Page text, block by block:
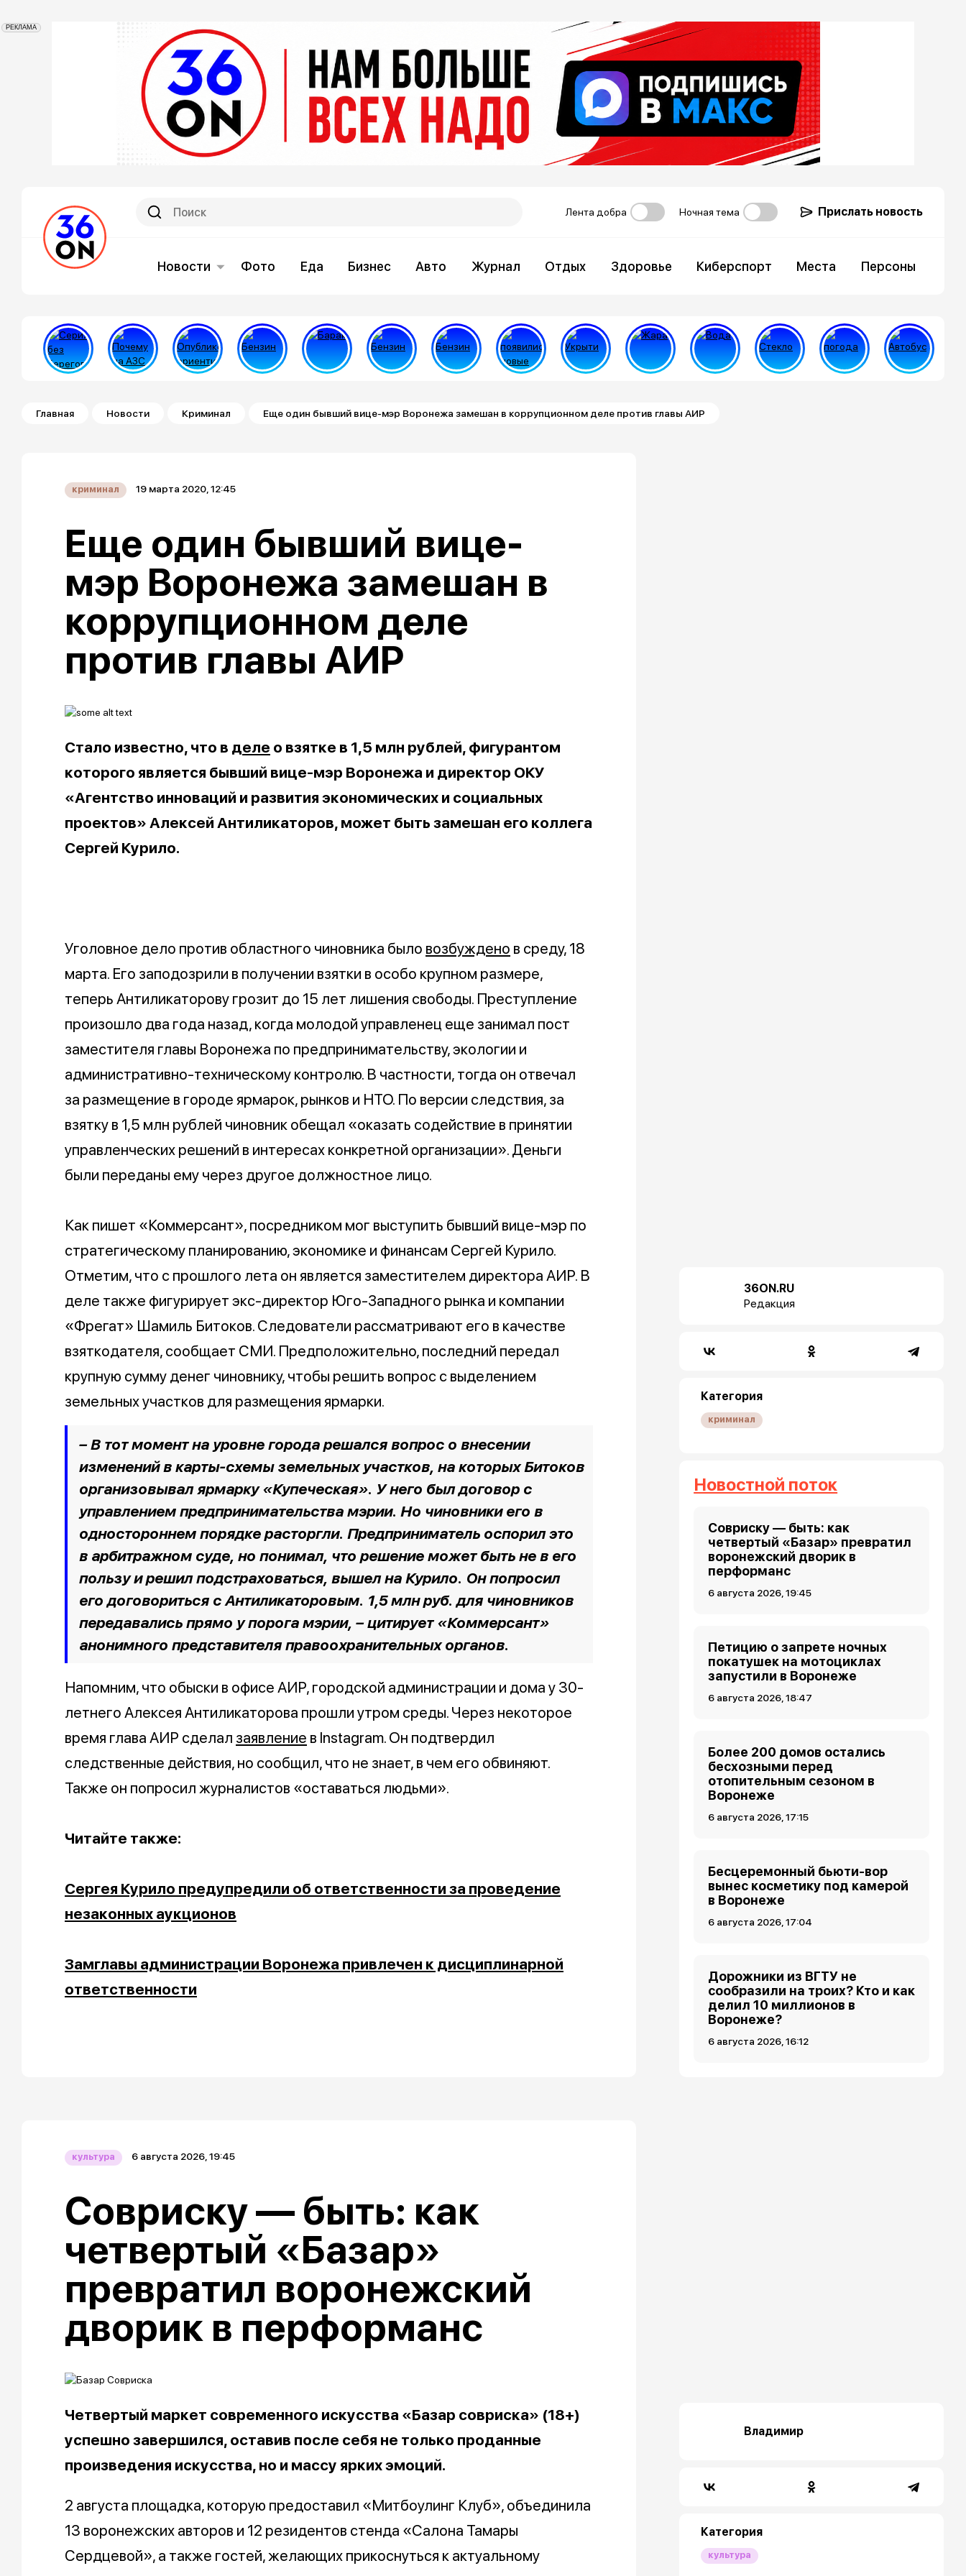
РЕКЛАМА
Лента добра Ночная тема Прислать новость
Новости Фото Еда Бизнес Авто Журнал Отдых Здоровье Киберспорт Места Персоны
Строка навигации
Главная Новости Криминал Еще один бывший вице-мэр Воронежа замешан в коррупционном деле против главы АИР
криминал 19 марта 2020, 12:45
Еще один бывший вице-
мэр Воронежа замешан в
коррупционном деле
против главы АИР
Стало известно, что в деле о взятке в 1,5 млн рублей, фигурантом
которого является бывший вице-мэр Воронежа и директор ОКУ
«Агентство инноваций и развития экономических и социальных
проектов» Алексей Антиликаторов, может быть замешан его коллега
Сергей Курило.
Уголовное дело против областного чиновника было возбуждено в среду, 18
марта. Его заподозрили в получении взятки в особо крупном размере,
теперь Антиликаторову грозит до 15 лет лишения свободы. Преступление
произошло два года назад, когда молодой управленец еще занимал пост
заместителя главы Воронежа по предпринимательству, экологии и
административно-техническому контролю. В частности, тогда он отвечал
за размещение в городе ярмарок, рынков и НТО. По версии следствия, за
взятку в 1,5 млн рублей чиновник обещал «оказать содействие в принятии
управленческих решений в интересах конкретной организации». Деньги
были переданы ему через другое должностное лицо.
Как пишет «Коммерсант», посредником мог выступить бывший вице-мэр по
стратегическому планированию, экономике и финансам Сергей Курило.
Отметим, что с прошлого лета он является заместителем директора АИР. В
деле также фигурирует экс-директор Юго-Западного рынка и компании
«Фрегат» Шамиль Битоков. Следователи рассматривают его в качестве
взяткодателя, сообщает СМИ. Предположительно, последний передал
крупную сумму денег чиновнику, чтобы решить вопрос с выделением
земельных участков для размещения ярмарки.
– В тот момент на уровне города решался вопрос о внесении
изменений в карты-схемы земельных участков, на которых Битоков
организовывал ярмарку «Купеческая». У него был договор с
управлением предпринимательства мэрии. Но чиновники его в
одностороннем порядке расторгли. Предприниматель оспорил это
в арбитражном суде, но понимал, что решение может быть не в его
пользу и решил подстраховаться, вышел на Курило. Он попросил
его договориться с Антиликаторовым. 1,5 млн руб. для чиновников
передавались прямо у порога мэрии, –цитирует «Коммерсант»
анонимного представителя правоохранительных органов.
Напомним, что обыски в офисе АИР, городской администрации и дома у 30-
летнего Алексея Антиликаторова прошли утром среды. Через некоторое
время глава АИР сделал заявление в Instagram. Он подтвердил
следственные действия, но сообщил, что не знает, в чем его обвиняют.
Также он попросил журналистов «оставаться людьми».
Читайте также:
Сергея Курило предупредили об ответственности за проведение
незаконных аукционов
Замглавы администрации Воронежа привлечен к дисциплинарной
ответственности
36ON.RU
Редакция
Категория
криминал
Новостной поток
Совриску — быть: как
четвертый «Базар» превратил
воронежский дворик в
перформанс
6 августа 2026, 19:45
Петицию о запрете ночных
покатушек на мотоциклах
запустили в Воронеже
6 августа 2026, 18:47
Более 200 домов остались
бесхозными перед
отопительным сезоном в
Воронеже
6 августа 2026, 17:15
Бесцеремонный бьюти-вор
вынес косметику под камерой
в Воронеже
6 августа 2026, 17:04
Дорожники из ВГТУ не
сообразили на троих? Кто и как
делил 10 миллионов в
Воронеже?
6 августа 2026, 16:12
культура 6 августа 2026, 19:45
Совриску — быть: как
четвертый «Базар»
превратил воронежский
дворик в перформанс
Четвертый маркет современного искусства «Базар совриска» (18+)
успешно завершился, оставив после себя не только проданные
произведения искусства, но и массу ярких эмоций.
2 августа площадка, которую предоставил «Митбоулинг Клуб», объединила
13 воронежских авторов и 12 резидентов стенда «Салона Тамары
Сердцевой», а также гостей, желающих прикоснуться к актуальному
Владимир
Категория
культура